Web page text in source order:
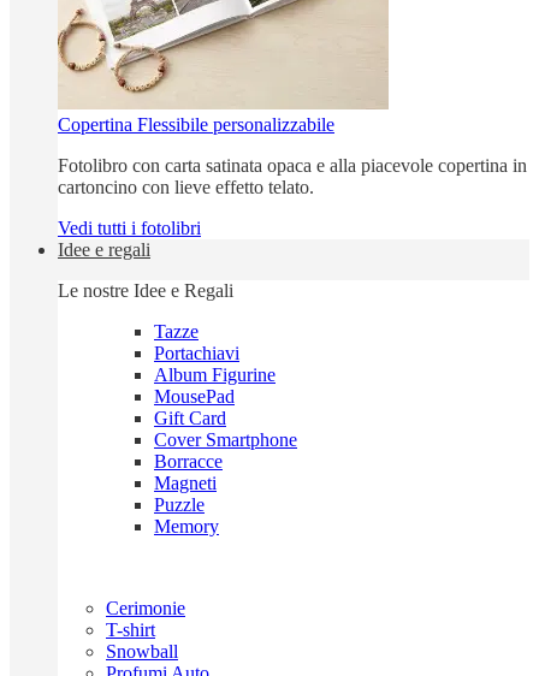
Copertina Flessibile personalizzabile
Fotolibro con carta satinata opaca e alla piacevole copertina in
cartoncino con lieve effetto telato.
Vedi tutti i fotolibri
Idee e regali
Le nostre Idee e Regali
Tazze
Portachiavi
Album Figurine
MousePad
Gift Card
Cover Smartphone
Borracce
Magneti
Puzzle
Memory
Cerimonie
T-shirt
Snowball